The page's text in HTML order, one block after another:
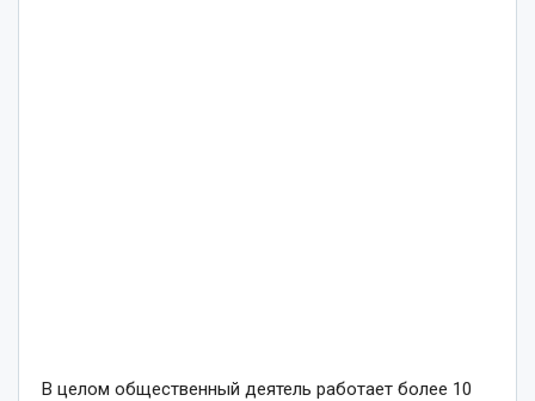
В целом общественный деятель работает более 10